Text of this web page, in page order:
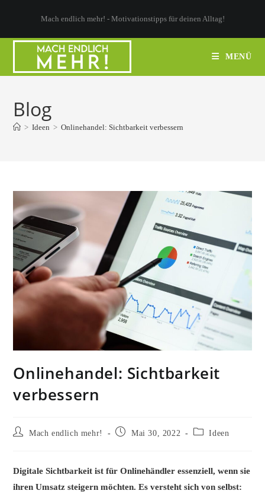
springen
Mach endlich mehr! - Motivationstipps für deinen Alltag!
MENÜ
Blog
> Ideen > Onlinehandel: Sichtbarkeit verbessern
Onlinehandel: Sichtbarkeit
verbessern
Beitrags-
Mach endlich mehr!
BeitragMai 30, 2022
Beitrags-
Ideen
Digitale Sichtbarkeit ist für Onlinehändler essenziell, wenn sie
ihren Umsatz steigern möchten. Es versteht sich von selbst: